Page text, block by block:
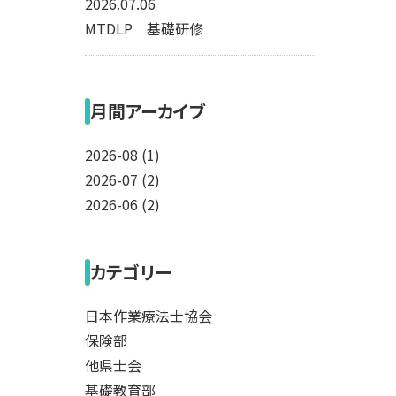
MTDLP 基礎研修
月間アーカイブ
2026-08 (1)
2026-07 (2)
2026-06 (2)
カテゴリー
日本作業療法士協会
保険部
他県士会
基礎教育部